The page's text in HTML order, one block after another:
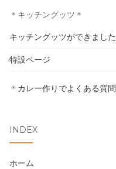
＊キッチングッツ＊
キッチングッツができました
特設ページ
＊ カレー作りでよくある質問
INDEX
ホーム